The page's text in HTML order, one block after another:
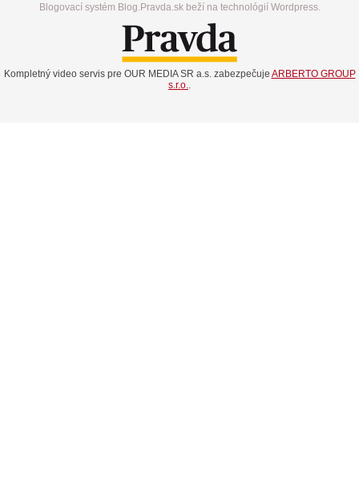
Blogovací systém Blog.Pravda.sk beží na technológií Wordpress.
Kompletný video servis pre OUR MEDIA SR a.s. zabezpečuje ARBERTO GROUP
s.r.o..